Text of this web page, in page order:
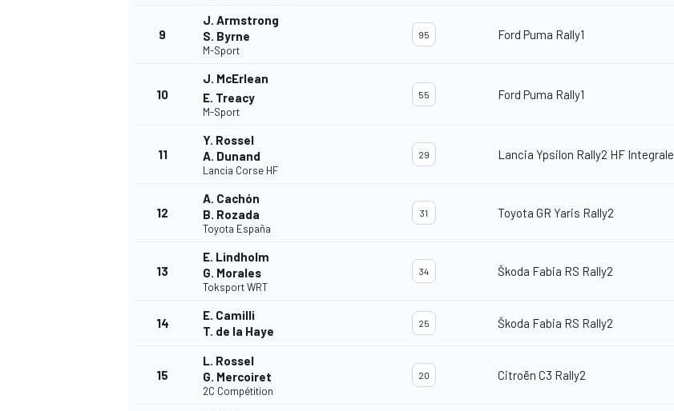
9
J. Armstrong
S. Byrne
M-Sport
95 Ford Puma Rally1
10
J. McErlean
E. Treacy
M-Sport
55 Ford Puma Rally1
11
Y. Rossel
A. Dunand
Lancia Corse HF
29 Lancia Ypsilon Rally2 HF Integrale
12
A. Cachón
B. Rozada
Toyota España
31 Toyota GR Yaris Rally2
13
E. Lindholm
G. Morales
Toksport WRT
34 Škoda Fabia RS Rally2
14
E. Camilli
T. de la Haye
25 Škoda Fabia RS Rally2
15
L. Rossel
G. Mercoiret
2C Compétition
20 Citroën C3 Rally2